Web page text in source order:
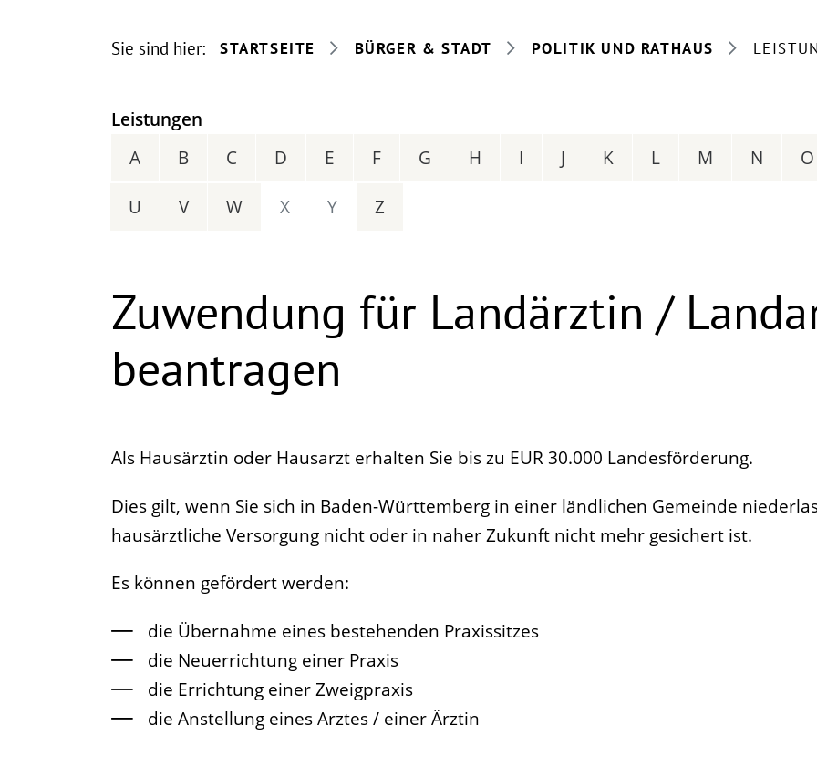
Sie sind hier: STARTSEITE BÜRGER & STADT POLITIK UND RATHAUS
Leistungen
A
B C D E F G H I J K L M N O
U V W X Y Z
Zuwendung für Landärztin /
beantragen
Als Hausärztin oder Hausarzt erhalten Sie bis zu EUR 30.000 Landesförderung.
Dies gilt, wenn Sie sich in Baden-Württemberg in einer ländlichen Gemeinde
hausärztliche Versorgung nicht oder in naher Zukunft nicht mehr gesichert ist.
Es können gefördert werden:
die Übernahme eines bestehenden Praxissitzes
die Neuerrichtung einer Praxis
die Errichtung einer Zweigpraxis
die Anstellung eines Arztes / einer Ärztin